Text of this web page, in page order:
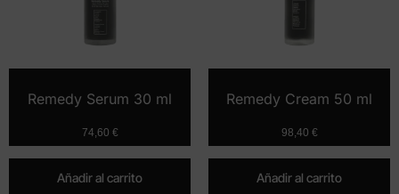
Remedy Serum 30 ml
74,60 €
Añadir al carrito
Remedy Cream 50 ml
98,40 €
Añadir al carrito